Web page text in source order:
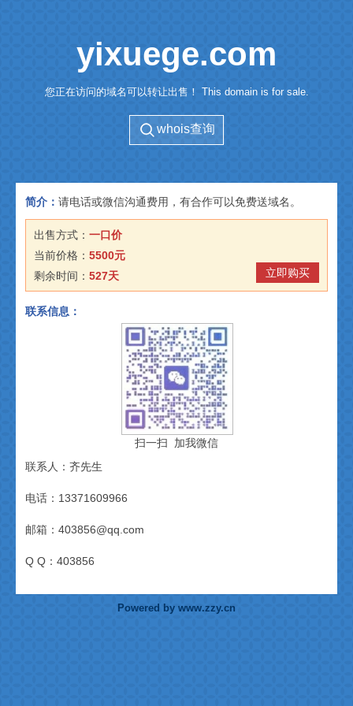
yixuege.com
您正在访问的域名可以转让出售！ This domain is for sale.
whois查询
简介：请电话或微信沟通费用，有合作可以免费送域名。
出售方式：一口价
当前价格：5500元
剩余时间：527天 立即购买
联系信息：
扫一扫 加我微信
联系人：齐先生
电话：13371609966
邮箱：403856@qq.com
Q Q：403856
Powered by www.zzy.cn